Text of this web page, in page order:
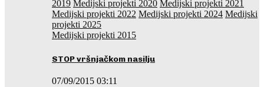
2019 Medijski projekti 2020 Medijski projekti 2021
Medijski projekti 2022 Medijski projekti 2024 Medijski
projekti 2025
Medijski projekti 2015
STOP vršnjačkom nasilju
07/09/2015 03:11